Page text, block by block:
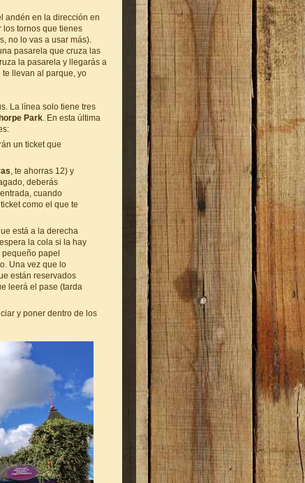
andén en la dirección en
los tornos que tienes
no lo vas a usar más).
pasarela que cruza las
la pasarela y llegarás a
llevan al parque, yo
La línea solo tiene tres
Park. En esta última
un ticket que
, te ahorras 12) y
deberás
cuando
como el que te
está a la derecha
la cola si la hay
papel
Una vez que lo
están reservados
leerá el pase (tarda
y poner dentro de los